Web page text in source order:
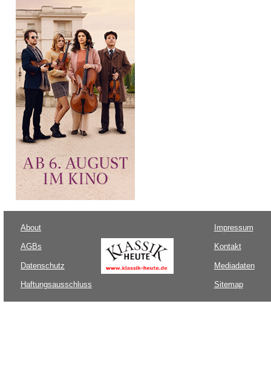
About
AGBs
Datenschutz
Haftungsausschluss
Impressum
Kontakt
Mediadaten
Sitemap